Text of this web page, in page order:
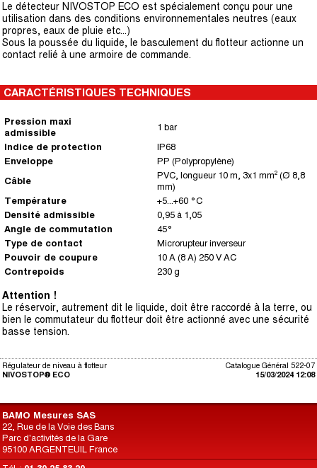
Le détecteur NIVOSTOP ECO est spécialement conçu pour une
utilisation dans des conditions environnementales neutres (eaux
propres, eaux de pluie etc...)
Sous la poussée du liquide, le basculement du flotteur actionne un
contact relié à une armoire de commande.
CARACTÉRISTIQUES TECHNIQUES
Pression maxi
admissible
1 bar
Indice de protection
IP68
Enveloppe
PP (Polypropylène)
Câble
PVC, longueur 10 m, 3x1 mm² (Ø 8,8
mm)
Température
+5...+60 °C
Densité admissible
0,95 à 1,05
Angle de commutation
45°
Type de contact
Microrupteur inverseur
Pouvoir de coupure
10 A (8 A) 250 V AC
Contrepoids
230 g
Attention !
Le réservoir, autrement dit le liquide, doit être raccordé à la terre, ou
bien le commutateur du flotteur doit être actionné avec une sécurité
basse tension.
Catalogue Général 522-07
15/03/2024 12:08
Régulateur de niveau à flotteur
NIVOSTOP® ECO
BAMO Mesures SAS
22, Rue de la Voie des Bans
Parc d'activités de la Gare
95100 ARGENTEUIL France